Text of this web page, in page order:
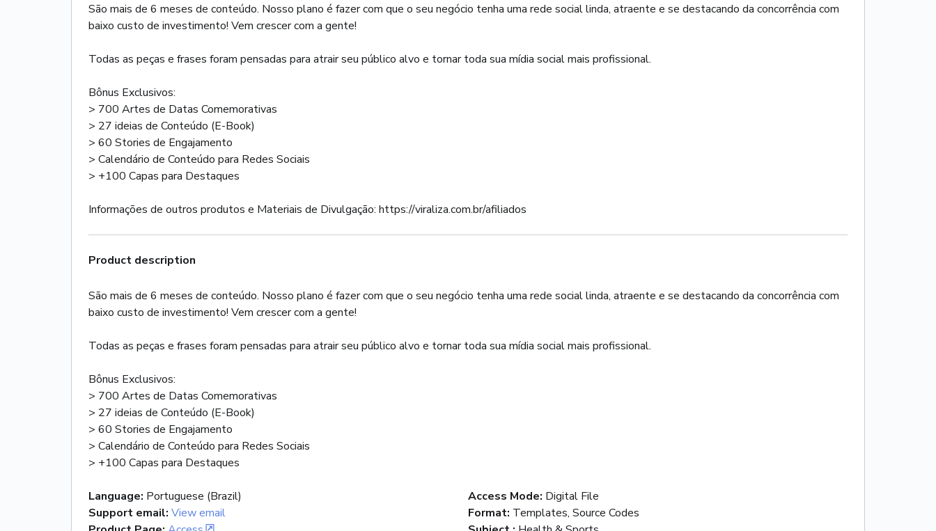
São mais de 6 meses de conteúdo. Nosso plano é fazer com que o seu negócio tenha uma rede social linda, atraente e se destacando da concorrência com
baixo custo de investimento! Vem crescer com a gente!
Todas as peças e frases foram pensadas para atrair seu público alvo e tornar toda sua mídia social mais profissional.
Bônus Exclusivos:
> 700 Artes de Datas Comemorativas
> 27 ideias de Conteúdo (E-Book)
> 60 Stories de Engajamento
> Calendário de Conteúdo para Redes Sociais
> +100 Capas para Destaques
Informações de outros produtos e Materiais de Divulgação: https://viraliza.com.br/afiliados
Product description
São mais de 6 meses de conteúdo. Nosso plano é fazer com que o seu negócio tenha uma rede social linda, atraente e se destacando da concorrência com
baixo custo de investimento! Vem crescer com a gente!
Todas as peças e frases foram pensadas para atrair seu público alvo e tornar toda sua mídia social mais profissional.
Bônus Exclusivos:
> 700 Artes de Datas Comemorativas
> 27 ideias de Conteúdo (E-Book)
> 60 Stories de Engajamento
> Calendário de Conteúdo para Redes Sociais
> +100 Capas para Destaques
Language: Portuguese (Brazil)
Support email: View email
Access Mode: Digital File
Format: Templates, Source Codes